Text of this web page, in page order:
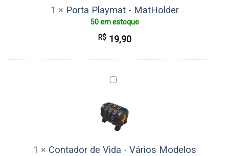
1 × Porta Playmat - MatHolder
50 em estoque
R$19,90
Contador
Vida
-
Vários
Modelos
1 × Contador de Vida - Vários Modelos